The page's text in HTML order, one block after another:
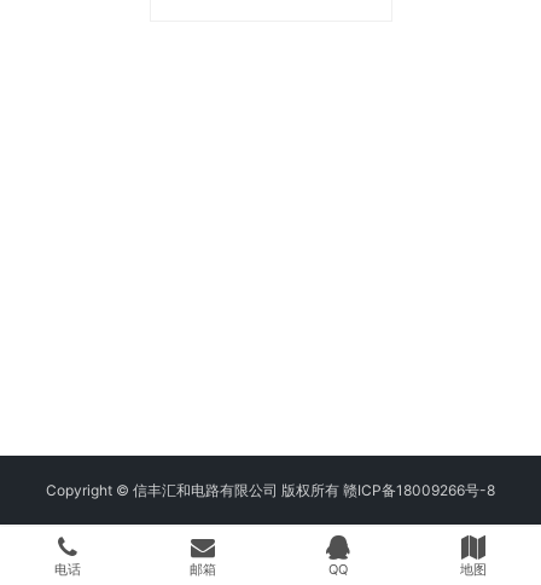
Copyright © 信丰汇和电路有限公司 版权所有 赣ICP备18009266号-8
电话 邮箱 QQ 地图